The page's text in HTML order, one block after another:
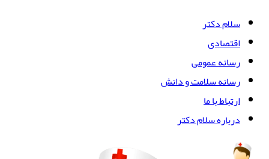
سلام دکتر
اقتصادی
رسانه عمومی
رسانه سلامت و دانش
ارتباط با ما
درباره سلام دکتر